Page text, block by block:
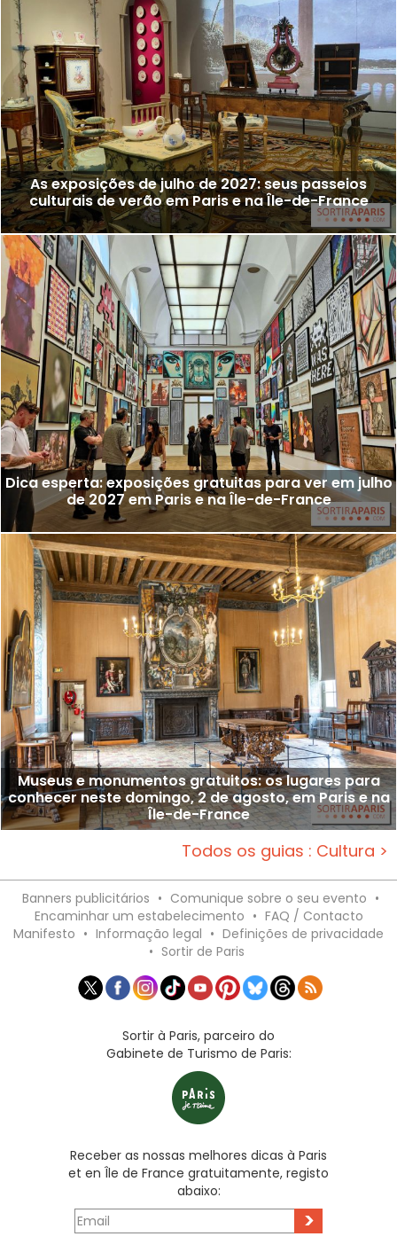
As exposições de julho de 2027: seus passeios
culturais de verão em Paris e na Île-de-France
Dica esperta: exposições gratuitas para ver em julho
de 2027 em Paris e na Île-de-France
Museus e monumentos gratuitos: os lugares para
conhecer neste domingo, 2 de agosto, em Paris e na
Île-de-France
Todos os guias : Cultura >
Banners publicitários • Comunique sobre o seu evento •
Encaminhar um estabelecimento • FAQ / Contacto
Manifesto • Informação legal • Definições de privacidade
• Sortir de Paris
Sortir à Paris, parceiro do
Gabinete de Turismo de Paris:
Receber as nossas melhores dicas à Paris
et en Île de France gratuitamente, registo
abaixo:
>